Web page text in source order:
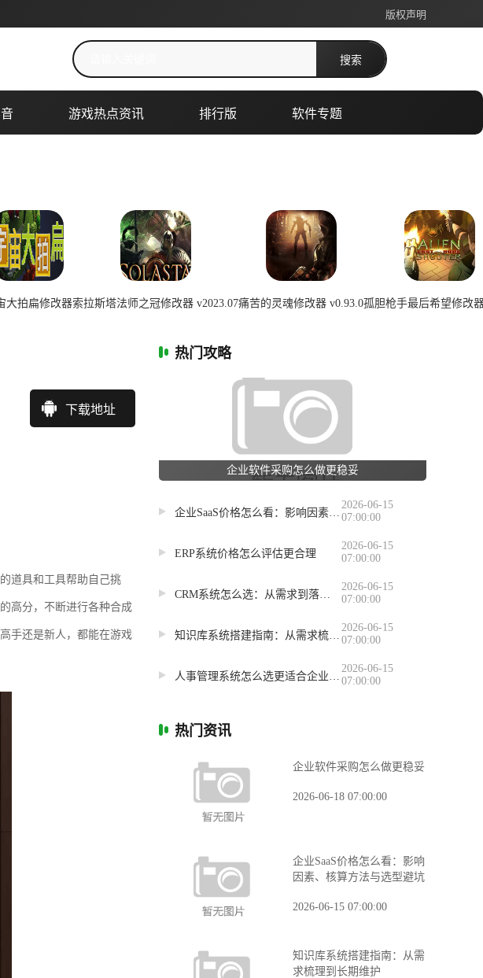
版权声明
搜索关键词
搜索
游戏热点资讯 排行版 软件专题
大拍扁修改器索拉斯塔法师之冠修改器 v2023.07痛苦的灵魂修改器 v0.93.0孤胆枪手最后希望修改
下载地址
道具和工具帮助自己挑
高分，不断进行各种合成
手还是新人，都能在游戏
热门攻略
企业软件采购怎么做更稳妥
企业SaaS价格怎么看：影响因素、核算方法与选型避坑
2026-06-15
07:00:00
ERP系统价格怎么评估更合理
2026-06-15
07:00:00
CRM系统怎么选：从需求到落地的对比思路
2026-06-15
07:00:00
知识库系统搭建指南：从需求梳理到长期维护
2026-06-15
07:00:00
人事管理系统怎么选更适合企业日常管理
2026-06-15
07:00:00
热门资讯
企业软件采购怎么做更稳妥
2026-06-18 07:00:00
企业SaaS价格怎么看：影响
因素、核算方法与选型避坑
2026-06-15 07:00:00
知识库系统搭建指南：从需
求梳理到长期维护